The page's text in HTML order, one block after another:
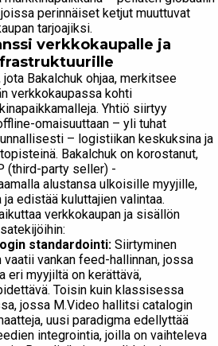
perinnäiset ketjut muuttuvat
tarjoajiksi.
verkkokaupalle ja
Bakalchuk ohjaa, merkitsee
verkkokaupassa kohti
Yhtiö siirtyy
omaisuuttaan – yli tuhat
– logistiikan keskuksina ja
Bakalchuk on korostanut,
(third-party seller) -
alustansa ulkoisille myyjille,
edistää kuluttajien valintaa.
verkkokaupan ja sisällön
standardointi: Siirtyminen
vankan feed-hallinnan, jossa
eri myyjiltä on kerättävä,
Toisin kuin klassisessa
jossa M.Video hallitsi catalogin
uusi paradigma edellyttää
integrointia, joilla on vaihteleva